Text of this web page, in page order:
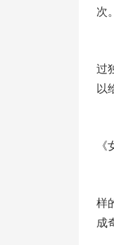
次。
过
以
样
成